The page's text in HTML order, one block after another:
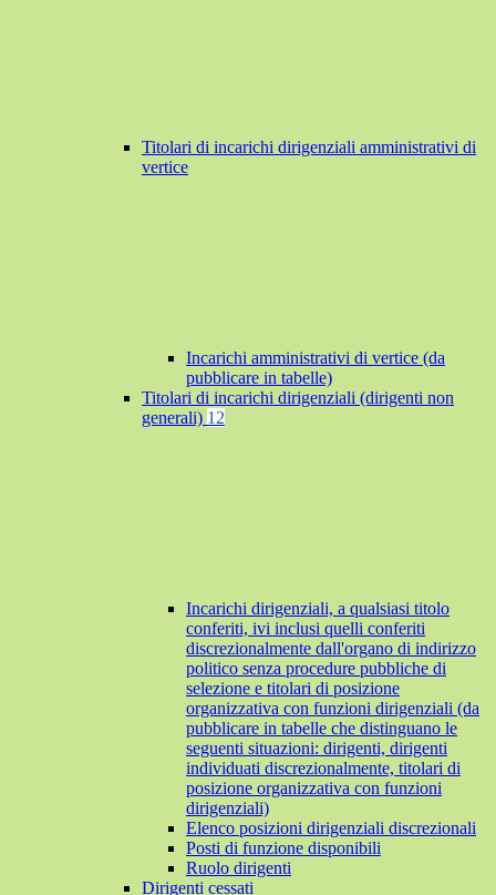
Titolari di incarichi dirigenziali amministrativi di
vertice
Incarichi amministrativi di vertice (da
pubblicare in tabelle)
Titolari di incarichi dirigenziali (dirigenti non
generali) 12
Incarichi dirigenziali, a qualsiasi titolo
conferiti, ivi inclusi quelli conferiti
discrezionalmente dall'organo di indirizzo
politico senza procedure pubbliche di
selezione e titolari di posizione
organizzativa con funzioni dirigenziali (da
pubblicare in tabelle che distinguano le
seguenti situazioni: dirigenti, dirigenti
individuati discrezionalmente, titolari di
posizione organizzativa con funzioni
dirigenziali)
Elenco posizioni dirigenziali discrezionali
Posti di funzione disponibili
Ruolo dirigenti
Dirigenti cessati